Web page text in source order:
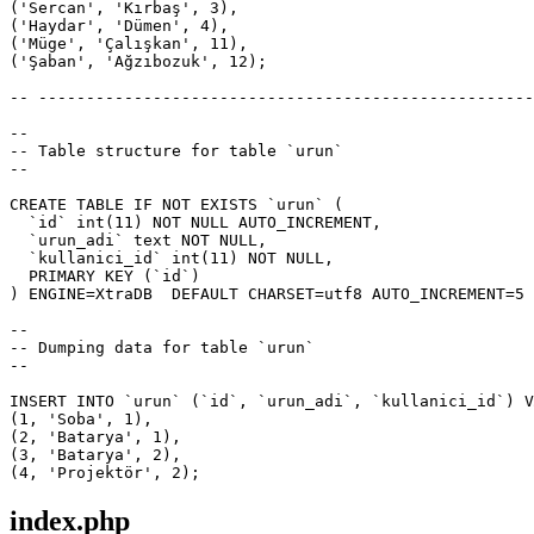
('Sercan', 'Kırbaş', 3),
('Haydar', 'Dümen', 4),
('Müge', 'Çalışkan', 11),
('Şaban', 'Ağzıbozuk', 12);
--
--
-- Table structure for table `urun`
--
CREATE TABLE IF NOT EXISTS `urun` (
  `id` int(11) NOT NULL AUTO_INCREMENT,
  `urun_adi` text NOT NULL,
  `kullanici_id` int(11) NOT NULL,
  PRIMARY KEY (`id`)
) ENGINE=XtraDB  DEFAULT CHARSET=utf8 AUTO_INCREMENT=5
--
-- Dumping data for table `urun`
--
INSERT INTO `urun` (`id`, `urun_adi`, `kullanici_id`)
(1, 'Soba', 1),
(2, 'Batarya', 1),
(3, 'Batarya', 2),
index.php